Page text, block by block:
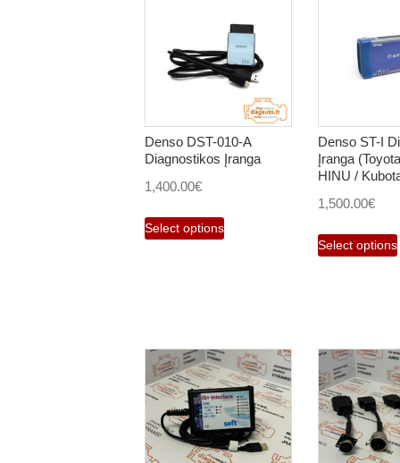
The
options
may
be
on
Denso DST-010-A
Diagnostikos Įranga
1,400.00€
Select options
Denso ST-I
Įranga
HINU /
1,500.00€
Select options